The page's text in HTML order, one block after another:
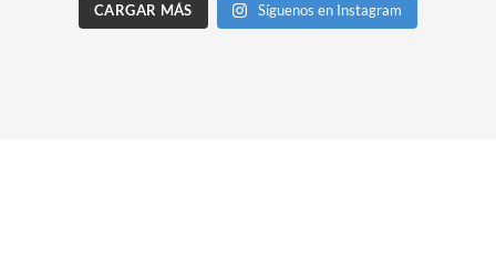
CARGAR MÁS Síguenos en Instagram